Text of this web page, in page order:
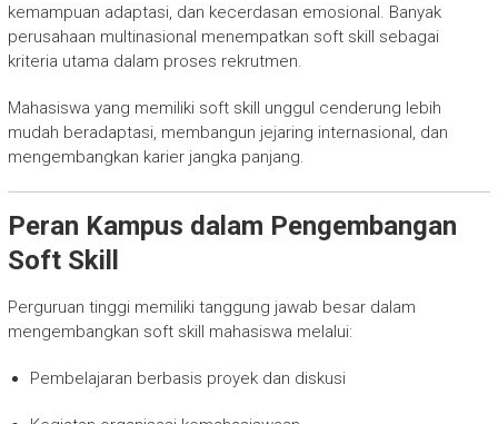
kemampuan adaptasi, dan kecerdasan emosional. Banyak
perusahaan multinasional menempatkan soft skill sebagai
kriteria utama dalam proses rekrutmen.
Mahasiswa yang memiliki soft skill unggul cenderung lebih
mudah beradaptasi, membangun jejaring internasional, dan
mengembangkan karier jangka panjang.
Peran Kampus dalam Pengembangan
Soft Skill
Perguruan tinggi memiliki tanggung jawab besar dalam
mengembangkan soft skill mahasiswa melalui:
Pembelajaran berbasis proyek dan diskusi